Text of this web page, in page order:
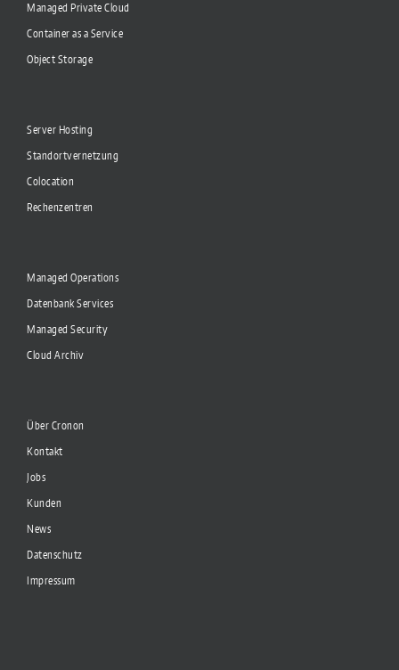
Managed Private Cloud
Container as a Service
Object Storage
Server Hosting
Standortvernetzung
Colocation
Rechenzentren
Managed Operations
Datenbank Services
Managed Security
Cloud Archiv
Über Cronon
Kontakt
Jobs
Kunden
News
Datenschutz
Impressum